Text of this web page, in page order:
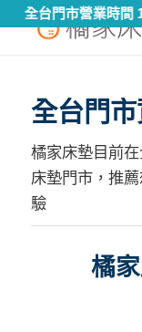
全台門市營業時間
您現在的位置：
全台門市資訊 |
全台門
橘家床墊目前
床墊門市，推
驗
橘